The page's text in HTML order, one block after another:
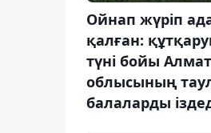
Ойнап жүріп
қалған:
түні бойы
облысының
балаларды